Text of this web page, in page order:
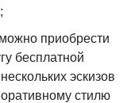
приобрести
бесплатной
эскизов
стилю